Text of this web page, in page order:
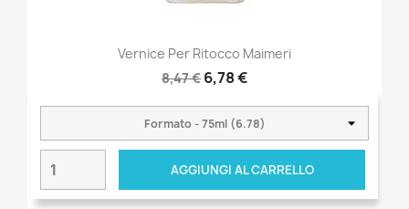
Vernice Per Ritocco Maimeri
8,47 € 6,78 €
AGGIUNGI AL CARRELLO